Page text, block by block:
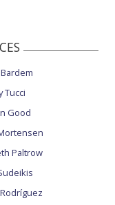
Tucci
Good
Paltrow